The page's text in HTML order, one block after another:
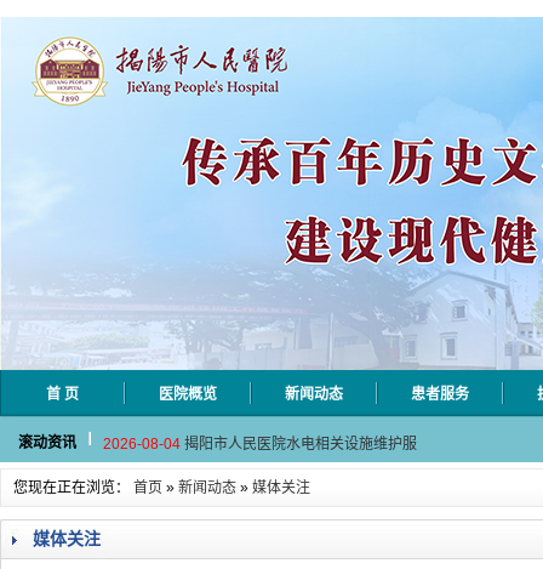
首 页 医院概览 新闻动态 患者服务
滚动资讯
2026-08-06 揭阳市人民医院采集自动对焦相机市
2026-08-04 揭阳市人民医院水电相关设施维护服
2026-07-31 学术聚力！妇儿分论坛精彩收官
2026-07-31 以学术聚合力 | 运动健康分论坛助
您现在正在浏览： 首页 » 新闻动态 » 媒体关注
媒体关注